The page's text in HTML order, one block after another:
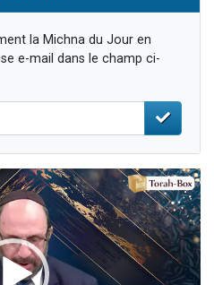
la Michna du Jour en
e-mail dans le champ ci-